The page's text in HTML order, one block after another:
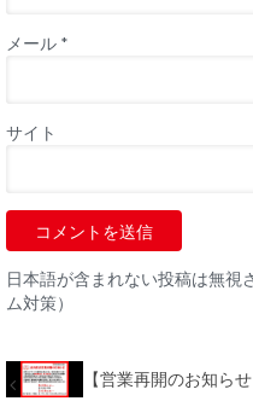
メール *
サイト
日本語が含まれない投稿は無視
ム対策）
【営業再開のお知らせ